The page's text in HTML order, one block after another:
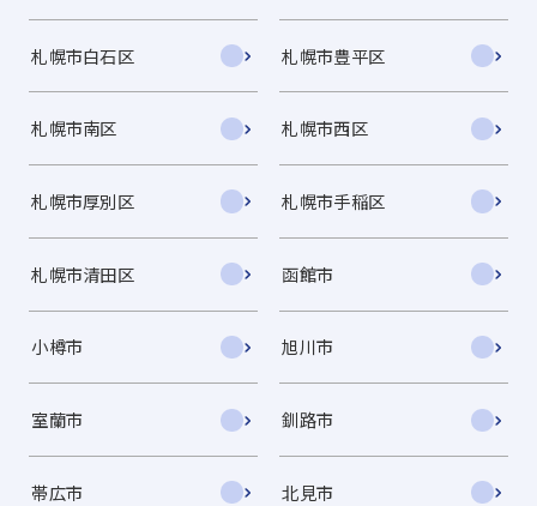
札幌市白石区 札幌市豊平区
札幌市南区 札幌市西区
札幌市厚別区 札幌市手稲区
札幌市清田区 函館市
小樽市 旭川市
室蘭市 釧路市
帯広市 北見市